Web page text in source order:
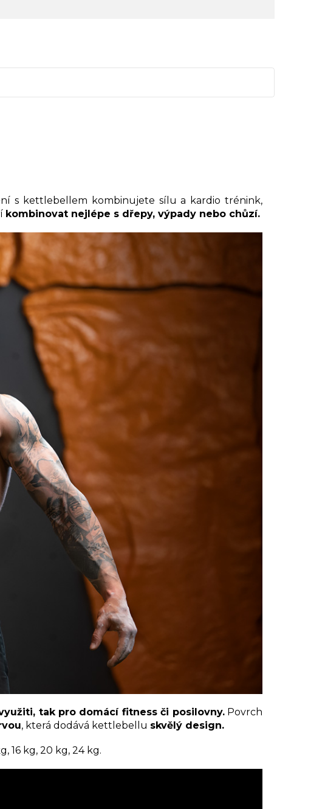
s kettlebellem kombinujete sílu a kardio trénink,
kombinovat nejlépe s dřepy, výpady nebo chůzí.
tak pro domácí fitness či posilovny.Povrch
, která dodává kettlebellu skvělý design.
16 kg, 20 kg, 24 kg.